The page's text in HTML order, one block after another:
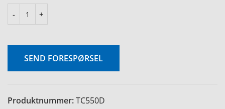
SEND FORESPØRSEL
Produktnummer:TC550D